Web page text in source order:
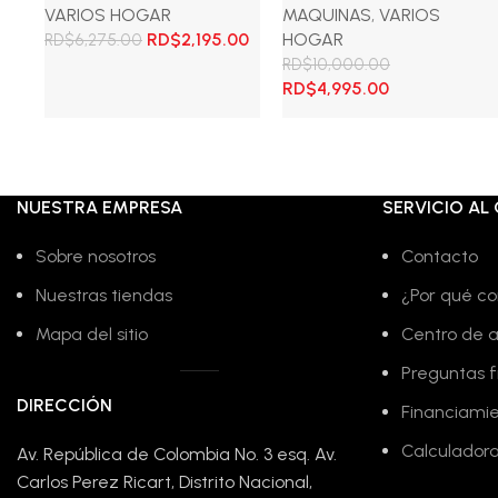
VARIOS HOGAR
RD$6,275.00 El
RD$2,195.00El
precio
actual
MAQUINAS, VARIOS
HOGAR
RD$10,000.00
El
RD$4,995.00El
NUESTRA EMPRESA
Sobre nosotros
Nuestras tiendas
Mapa del sitio
DIRECCIÓN
Av. República de Colombia No. 3 esq. Av.
Carlos Perez Ricart, Distrito Nacional,
SERVICIO AL
Contacto
¿Por qué
Centro de
Preguntas